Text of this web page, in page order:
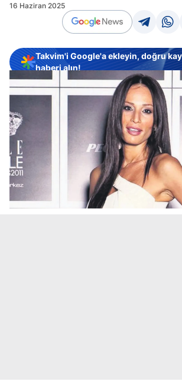
16 Haziran 2025
Takvim'i Google'a ekleyin, doğru
haberi alın!